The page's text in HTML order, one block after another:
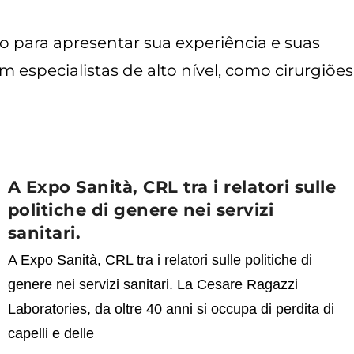
apresentar sua experiência e suas
especialistas de alto nível, como cirurgiões
A Expo Sanità, CRL tra i relatori sulle
politiche di genere nei servizi
sanitari.
A Expo Sanità, CRL tra i relatori sulle politiche di
genere nei servizi sanitari. La Cesare Ragazzi
Laboratories, da oltre 40 anni si occupa di perdita di
capelli e delle